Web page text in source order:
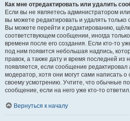
Как мне отредактировать или удалить
Если вы не являетесь администратором
вы можете редактировать и удалять
Вы можете перейти к редактированию,
соответствующем сообщении, иногда
времени после его создания. Если кто-то
под ним появится небольшая надпись,
правок, а также дату и время последней из
появляется, если сообщение редактировал
модератор, хотя они могут сами написать
своему усмотрению. Учтите, что обычные
сообщение, если на него уже кто-то ответил.
Вернуться к началу